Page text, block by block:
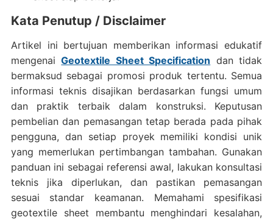
Kata Penutup / Disclaimer
Artikel ini bertujuan memberikan informasi edukatif
mengenaiGeotextile Sheet Specification dan tidak
bermaksud sebagai promosi produk tertentu. Semua
informasi teknis disajikan berdasarkan fungsi umum
dan praktik terbaik dalam konstruksi. Keputusan
pembelian dan pemasangan tetap berada pada pihak
pengguna, dan setiap proyek memiliki kondisi unik
yang memerlukan pertimbangan tambahan. Gunakan
panduan ini sebagai referensi awal, lakukan konsultasi
teknis jika diperlukan, dan pastikan pemasangan
sesuai standar keamanan. Memahami spesifikasi
geotextile sheet membantu menghindari kesalahan,